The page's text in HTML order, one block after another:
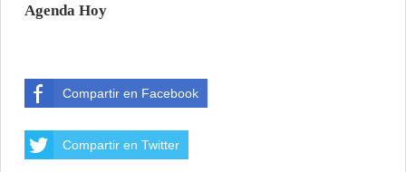
Agenda Hoy
Compartir en Facebook
Compartir en Twitter